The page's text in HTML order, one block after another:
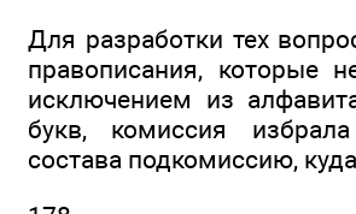
Для разработки тех
правописания, которые
исключением из
букв, комиссия
состава подкомиссию,